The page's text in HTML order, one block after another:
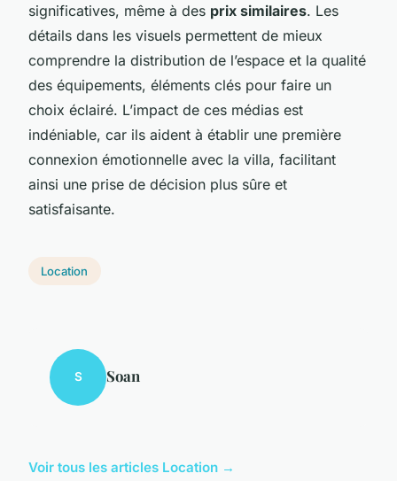
significatives, même à des prix similaires. Les
détails dans les visuels permettent de mieux
comprendre la distribution de l’espace et la qualité
des équipements, éléments clés pour faire un
choix éclairé. L’impact de ces médias est
indéniable, car ils aident à établir une première
connexion émotionnelle avec la villa, facilitant
ainsi une prise de décision plus sûre et
satisfaisante.
Location
S Soan
Voir tous les articles Location →